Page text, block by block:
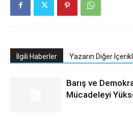
İlgili Haberler Yazarın Diğer
Barış ve
Mücadeleyi